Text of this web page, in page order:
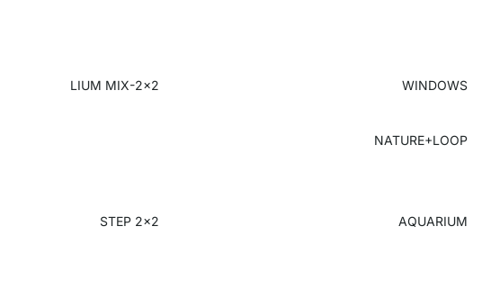
LIUM MIX-2x2 WINDOWS
NATURE+LOOP
STEP 2x2 AQUARIUM